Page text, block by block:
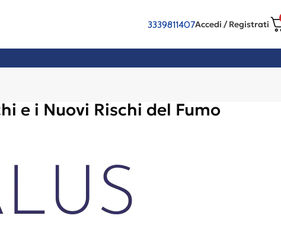
3339811407Accedi / Registrati
e i Nuovi Rischi del Fumo